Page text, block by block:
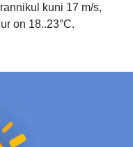
kuni 17 m/s,
on 18..23°C.